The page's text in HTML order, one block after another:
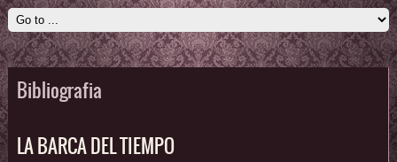
Bibliografia
LA BARCA DEL TIEMPO